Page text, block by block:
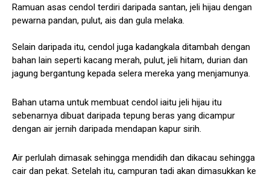
Ramuan asas cendol terdiri daripada santan, jeli hijau dengan
pewarna pandan, pulut, ais dan gula melaka.
Selain daripada itu, cendol juga kadangkala ditambah dengan
bahan lain seperti kacang merah, pulut, jeli hitam, durian dan
jagung bergantung kepada selera mereka yang menjamunya.
Bahan utama untuk membuat cendol iaitu jeli hijau itu
sebenarnya dibuat daripada tepung beras yang dicampur
dengan air jernih daripada mendapan kapur sirih.
Air perlulah dimasak sehingga mendidih dan dikacau sehingga
cair dan pekat. Setelah itu, campuran tadi akan dimasukkan ke